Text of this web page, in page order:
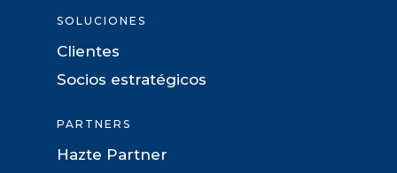
SOLUCIONES
Clientes
Socios estratégicos
PARTNERS
Hazte Partner